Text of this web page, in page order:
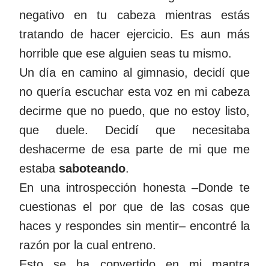
negativo en tu cabeza mientras estás
tratando de hacer ejercicio. Es aun más
horrible que ese alguien seas tu mismo.
Un día en camino al gimnasio, decidí que
no quería escuchar esta voz en mi cabeza
decirme que no puedo, que no estoy listo,
que duele. Decidí que necesitaba
deshacerme de esa parte de mi que me
estaba saboteando.
En una introspección honesta –Donde te
cuestionas el por que de las cosas que
haces y respondes sin mentir– encontré la
razón por la cual entreno.